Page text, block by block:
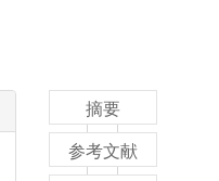
摘要
参考文献